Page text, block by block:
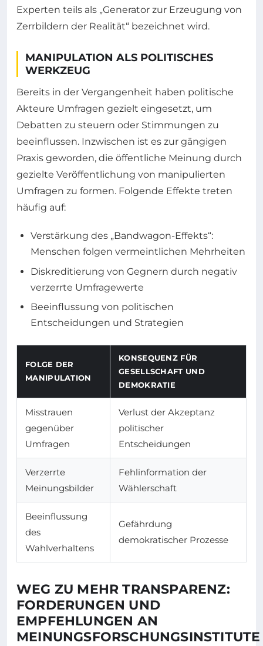
Experten teils als „Generator zur Erzeugung von
Zerrbildern der Realität“ bezeichnet wird.
MANIPULATION ALS POLITISCHES
WERKZEUG
Bereits in der Vergangenheit haben politische
Akteure Umfragen gezielt eingesetzt, um
Debatten zu steuern oder Stimmungen zu
beeinflussen. Inzwischen ist es zur gängigen
Praxis geworden, die öffentliche Meinung durch
gezielte Veröffentlichung von manipulierten
Umfragen zu formen. Folgende Effekte treten
häufig auf:
Verstärkung des „Bandwagon-Effekts“:
Menschen folgen vermeintlichen Mehrheiten
Diskreditierung von Gegnern durch negativ
verzerrte Umfragewerte
Beeinflussung von politischen
Entscheidungen und Strategien
FOLGE DER
MANIPULATION
KONSEQUENZ FÜR
GESELLSCHAFT UND
DEMOKRATIE
Misstrauen
gegenüber
Umfragen
Verlust der Akzeptanz
politischer
Entscheidungen
Verzerrte
Meinungsbilder
Fehlinformation der
Wählerschaft
Beeinflussung
des
Wahlverhaltens
Gefährdung
demokratischer Prozesse
WEG ZU MEHR TRANSPARENZ:
FORDERUNGEN UND
EMPFEHLUNGEN AN
MEINUNGSFORSCHUNGSINSTITUTE